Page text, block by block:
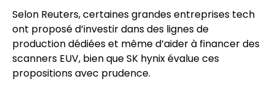
Selon Reuters, certaines grandes entreprises tech
ont proposé d’investir dans des lignes de
production dédiées et même d’aider à financer des
scanners EUV, bien que SK hynix évalue ces
propositions avec prudence.